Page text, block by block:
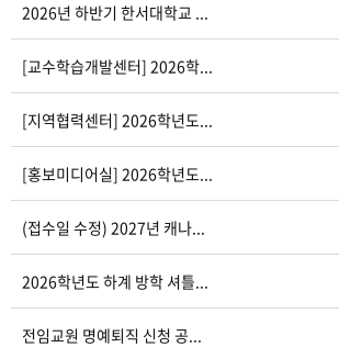
2026년 하반기 한서대학교 ...
[교수학습개발센터] 2026학...
[지역협력센터] 2026학년도...
[홍보미디어실] 2026학년도...
(접수일 수정) 2027년 캐나...
2026학년도 하계 방학 셔틀...
전임교원 명예퇴직 신청 공...